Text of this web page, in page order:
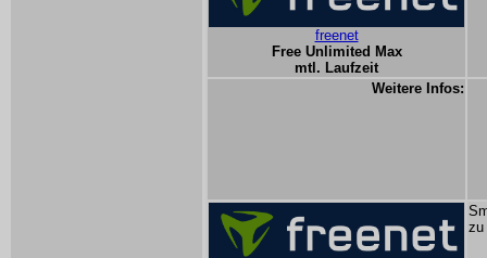
freenet
Free Unlimited Max
mtl. Laufzeit
Weitere Infos:
zu